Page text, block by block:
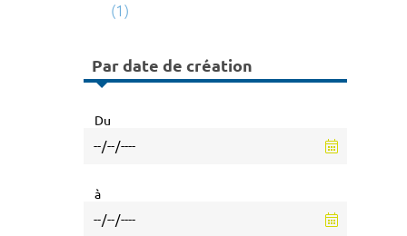
(1)
Par date de création
Du
à